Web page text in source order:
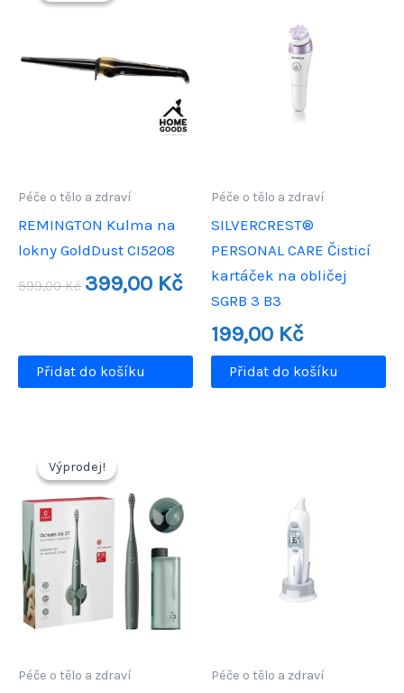
Péče o tělo a zdraví
REMINGTON Kulma na
lokny GoldDust CI5208
599,00Kč
Původní
cena
399,00 Kč Aktuální
399,00 Kč.
Přidat do košíku
Péče o tělo a zdraví
SILVERCREST®
PERSONAL CARE Čisticí
kartáček na obličej
SGRB 3 B3
199,00 Kč
Přidat do košíku
Výprodej!
Výprodej!
Péče o tělo a zdraví Péče o tělo a zdraví